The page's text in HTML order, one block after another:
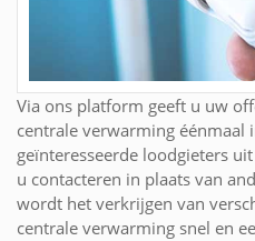
Via ons platform geeft u uw
centrale verwarming éénmaal
geïnteresseerde loodgieters
u contacteren in plaats van
wordt het verkrijgen van
centrale verwarming snel en